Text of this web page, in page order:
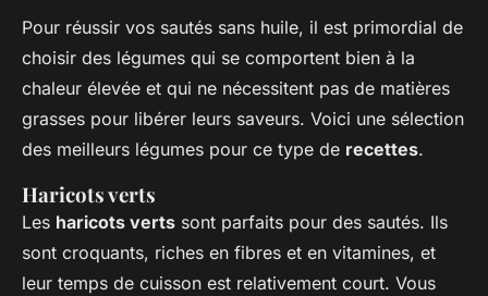
Pour réussir vos sautés sans huile, il est primordial de
choisir des légumes qui se comportent bien à la
chaleur élevée et qui ne nécessitent pas de matières
grasses pour libérer leurs saveurs. Voici une sélection
des meilleurs légumes pour ce type de recettes.
Haricots verts
Les haricots verts sont parfaits pour des sautés. Ils
sont croquants, riches en fibres et en vitamines, et
leur temps de cuisson est relativement court. Vous